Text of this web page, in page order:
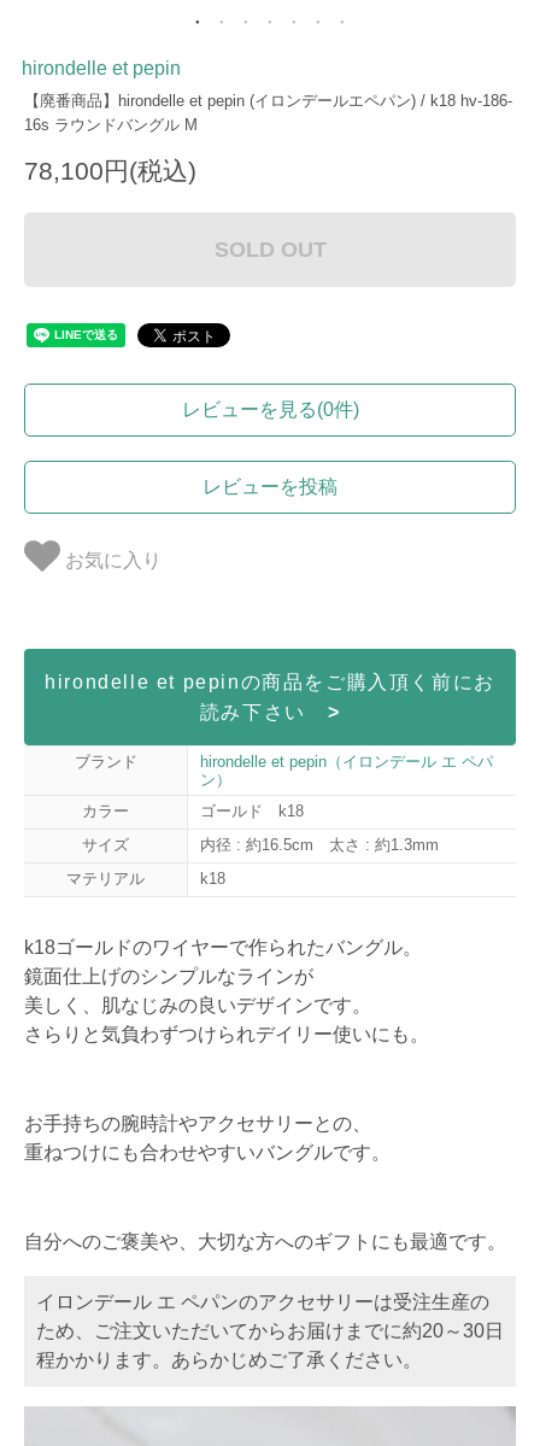
hirondelle et pepin
【廃番商品】hirondelle et pepin (イロンデールエペパン) / k18 hv-186-
16s ラウンドバングル M
78,100円(税込)
SOLD OUT
レビューを見る(0件)
レビューを投稿
お気に入り
hirondelle et pepinの商品をご購入頂く前にお
読み下さい >
ブランド
hirondelle et pepin（イロンデール エ ペパ
ン）
カラー
ゴールド k18
サイズ
内径 : 約16.5cm 太さ : 約1.3mm
マテリアル
k18
k18ゴールドのワイヤーで作られたバングル。
鏡面仕上げのシンプルなラインが
美しく、肌なじみの良いデザインです。
さらりと気負わずつけられデイリー使いにも。
お手持ちの腕時計やアクセサリーとの、
重ねつけにも合わせやすいバングルです。
自分へのご褒美や、大切な方へのギフトにも最適です。
イロンデール エ ペパンのアクセサリーは受注生産の
ため、ご注文いただいてからお届けまでに約20～30日
程かかります。あらかじめご了承ください。